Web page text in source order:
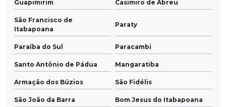
Guapimirim Casimiro de Abreu
São Francisco de
Itabapoana
Paraty
Paraíba do Sul Paracambi
Santo Antônio de Pádua Mangaratiba
Armação dos Búzios São Fidélis
São João da Barra Bom Jesus do Itabapoana